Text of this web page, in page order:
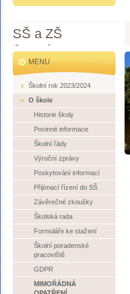
SŠ a ZŠ
Jesenice
MENU
Školní rok 2023/2024
O škole
Historie školy
Povinné informace
Školní řády
Výroční zprávy
Poskytování informací
Přijímací řízení do SŠ
Závěrečné zkoušky
Školská rada
Formuláře ke stažení
Školní poradenské
pracoviště
GDPR
MIMOŘÁDNÁ